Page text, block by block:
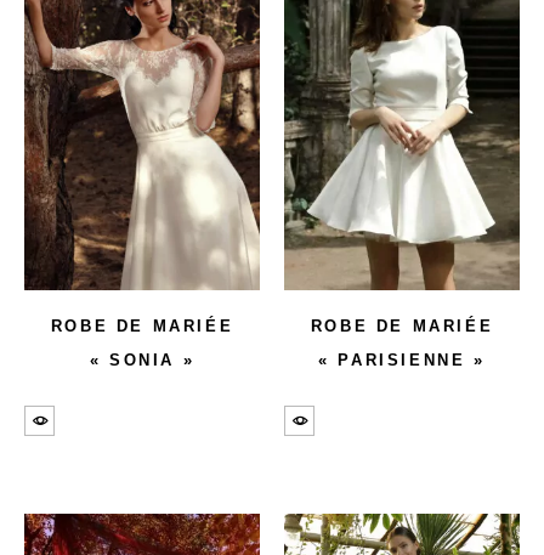
ROBE DE MARIÉE
« SONIA »
ROBE DE MARIÉE
« PARISIENNE »